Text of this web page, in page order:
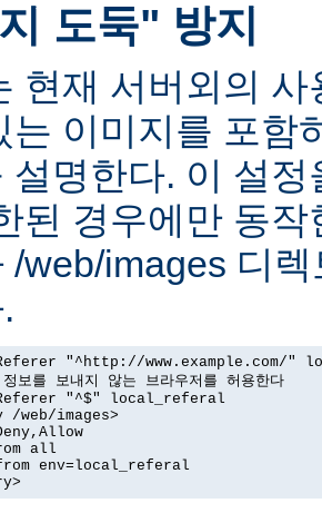
도둑" 방지
현재 서버외의
는 이미지를 포함
설명한다. 이 설
된 경우에만 동
/web/images 디
"^http://www.example.com/"
를 보내지 않는 브라우저를 허용한다
"^$" local_referal
web/images>
all
env=local_referal